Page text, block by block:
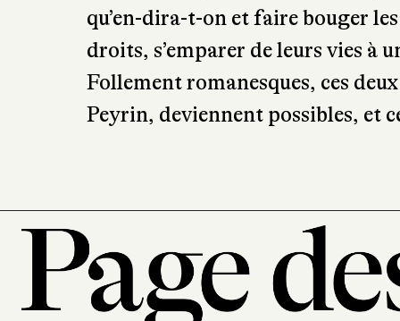
qu’en-dira-t-on et faire bouger
droits, s’emparer de leurs vies à
Follement romanesques, ces
Peyrin, deviennent possibles, et